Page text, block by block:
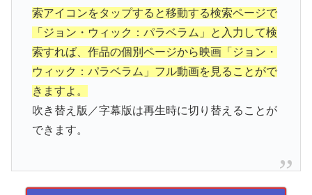
索アイコンをタップすると移動する検索ページで
「ジョン・ウィック：パラベラム」と入力して検
索すれば、作品の個別ページから映画「ジョン・
ウィック：パラベラム」フル動画を見ることがで
きますよ。
吹き替え版／字幕版は再生時に切り替えることが
できます。